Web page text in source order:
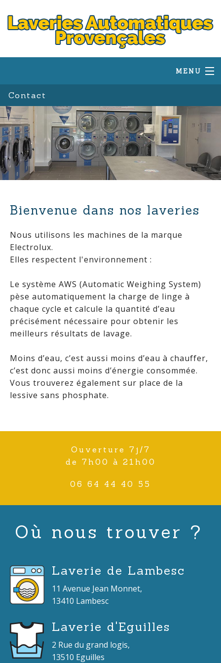
MENU
Laverie Eguilles
Laverie Lambesc
Laverie Salon
Laverie Aix-en-Provence
Contact
Bienvenue dans nos laveries
Nous utilisons les machines de la marque
Electrolux.
Elles respectent l'environnement :
Le système AWS (Automatic Weighing System)
pèse automatiquement la charge de linge à
chaque cycle et calcule la quantité d’eau
précisément nécessaire pour obtenir les
meilleurs résultats de lavage.
Moins d’eau, c’est aussi moins d’eau à chauffer,
c’est donc aussi moins d’énergie consommée.
Vous trouverez également sur place de la
lessive sans phosphate.
Ouverture 7j/7
de 7h00 à 21h00
06 64 44 40 55
Où nous trouver ?
Laverie de Lambesc
11 Avenue Jean Monnet,
13410 Lambesc
Laverie d'Eguilles
2 Rue du grand logis,
13510 Eguilles